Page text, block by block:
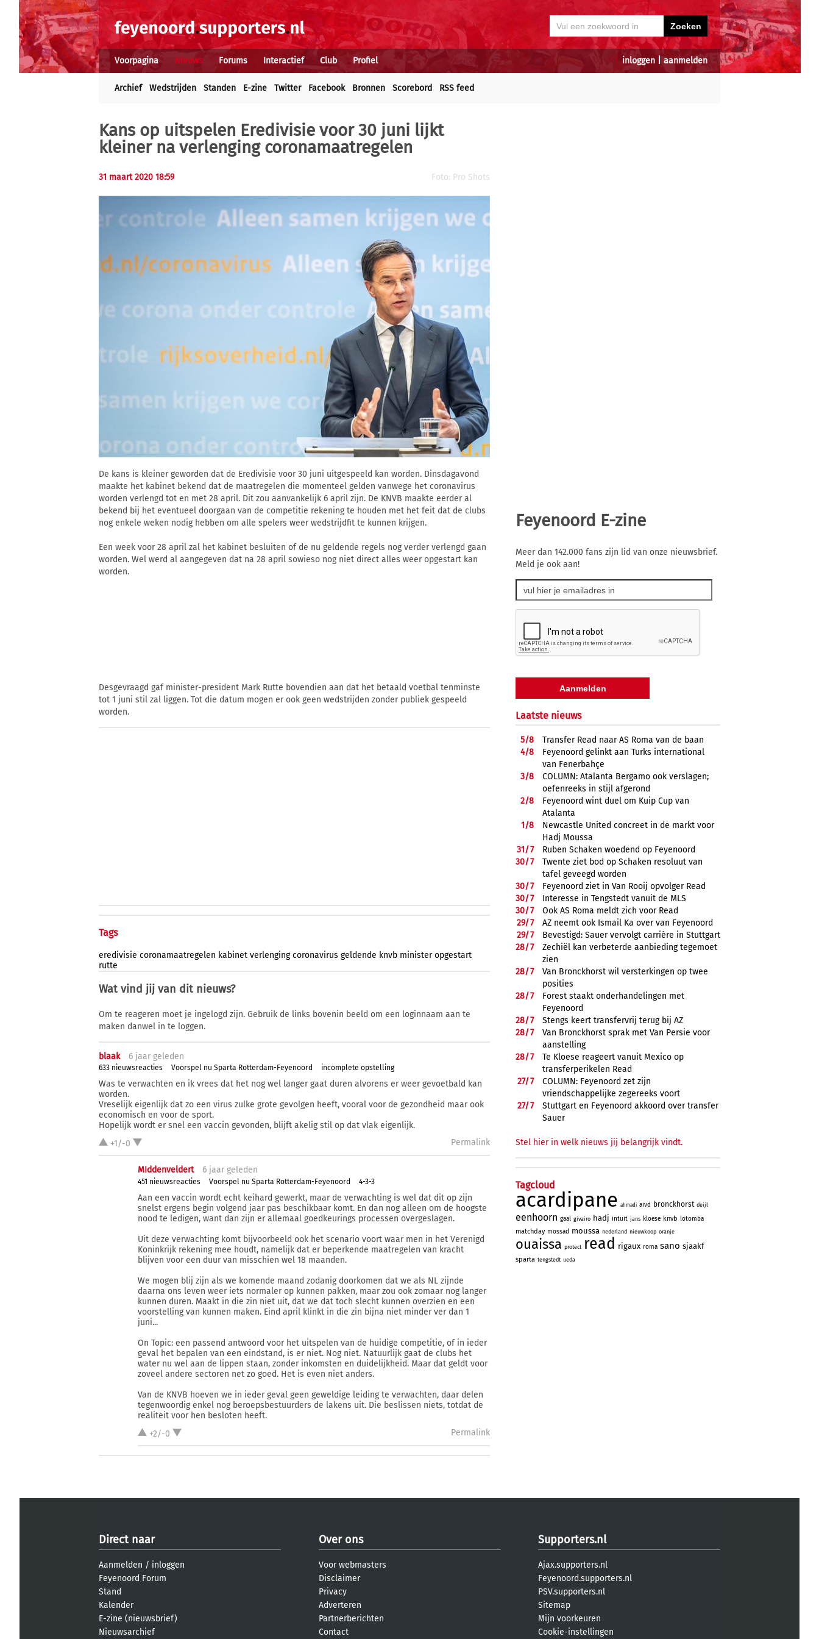
inloggen aanmelden
Voorpagina Nieuws Forums Interactief Club Profiel
Archief Wedstrijden Standen E-zine Twitter Facebook Bronnen Scorebord RSS feed
Kans op uitspelen Eredivisie voor 30 juni lijkt
kleiner na verlenging coronamaatregelen
31 maart 2020 18:59 Foto: Pro Shots
De kans is kleiner geworden dat de Eredivisie voor 30 juni uitgespeeld kan worden. Dinsdagavond
maakte het kabinet bekend dat de maatregelen die momenteel gelden vanwege het coronavirus
worden verlengd tot en met 28 april. Dit zou aanvankelijk 6 april zijn. De KNVB maakte eerder al
bekend bij het eventueel doorgaan van de competitie rekening te houden met het feit dat de clubs
nog enkele weken nodig hebben om alle spelers weer wedstrijdfit te kunnen krijgen.
Een week voor 28 april zal het kabinet besluiten of de nu geldende regels nog verder verlengd gaan
worden. Wel werd al aangegeven dat na 28 april sowieso nog niet direct alles weer opgestart kan
worden.
Desgevraagd gaf minister-president Mark Rutte bovendien aan dat het betaald voetbal tenminste
tot 1 juni stil zal liggen. Tot die datum mogen er ook geen wedstrijden zonder publiek gespeeld
worden.
Tags
eredivisie coronamaatregelen kabinet verlenging coronavirus geldende knvb minister opgestart
rutte
Wat vind jij van dit nieuws?
Om te reageren moet je ingelogd zijn. Gebruik de links bovenin beeld om een loginnaam aan te
maken danwel in te loggen.
blaak 6 jaar geleden
633 nieuwsreacties Voorspel nu Sparta Rotterdam-Feyenoord incomplete opstelling
Was te verwachten en ik vrees dat het nog wel langer gaat duren alvorens er weer gevoetbald kan
worden.
Vreselijk eigenlijk dat zo een virus zulke grote gevolgen heeft, vooral voor de gezondheid maar ook
economisch en voor de sport.
Hopelijk wordt er snel een vaccin gevonden, blijft akelig stil op dat vlak eigenlijk.
+1/-0
Permalink
MIddenveldert 6 jaar geleden
451 nieuwsreacties Voorspel nu Sparta Rotterdam-Feyenoord 4-3-3
Aan een vaccin wordt echt keihard gewerkt, maar de verwachting is wel dat dit op zijn
snelst ergens begin volgend jaar pas beschikbaar komt. En dan nog alleen om de hoogste
nood te ledigen, want dan zijn er allemaal goedkeurings processen overgeslagen.
Uit deze verwachting komt bijvoorbeeld ook het scenario voort waar men in het Verenigd
Koninkrijk rekening mee houdt, namelijk dat er beperkende maatregelen van kracht
blijven voor een duur van misschien wel 18 maanden.
We mogen blij zijn als we komende maand zodanig doorkomen dat we als NL zijnde
daarna ons leven weer iets normaler op kunnen pakken, maar zou ook zomaar nog langer
kunnen duren. Maakt in die zin niet uit, dat we dat toch slecht kunnen overzien en een
voorstelling van kunnen maken. Eind april klinkt in die zin bijna niet minder ver dan 1
juni...
On Topic: een passend antwoord voor het uitspelen van de huidige competitie, of in ieder
geval het bepalen van een eindstand, is er niet. Nog niet. Natuurlijk gaat de clubs het
water nu wel aan de lippen staan, zonder inkomsten en duidelijkheid. Maar dat geldt voor
zoveel andere sectoren net zo goed. Het is even niet anders.
Van de KNVB hoeven we in ieder geval geen geweldige leiding te verwachten, daar delen
tegenwoordig enkel nog beroepsbestuurders de lakens uit. Die beslissen niets, totdat de
realiteit voor hen besloten heeft.
+2/-0
Permalink
Feyenoord E-zine
Meer dan 142.000 fans zijn lid van onze nieuwsbrief.
Meld je ook aan!
Laatste nieuws
5/8
Transfer Read naar AS Roma van de baan
4/8
Feyenoord gelinkt aan Turks international
van Fenerbahçe
3/8
COLUMN: Atalanta Bergamo ook verslagen;
oefenreeks in stijl afgerond
2/8
Feyenoord wint duel om Kuip Cup van
Atalanta
1/8
Newcastle United concreet in de markt voor
Hadj Moussa
31/7
Ruben Schaken woedend op Feyenoord
30/7
Twente ziet bod op Schaken resoluut van
tafel geveegd worden
30/7
Feyenoord ziet in Van Rooij opvolger Read
30/7
Interesse in Tengstedt vanuit de MLS
30/7
Ook AS Roma meldt zich voor Read
29/7
AZ neemt ook Ismail Ka over van Feyenoord
29/7
Bevestigd: Sauer vervolgt carrière in Stuttgart
28/7
Zechiël kan verbeterde aanbieding tegemoet
zien
28/7
Van Bronckhorst wil versterkingen op twee
posities
28/7
Forest staakt onderhandelingen met
Feyenoord
28/7
Stengs keert transfervrij terug bij AZ
28/7
Van Bronckhorst sprak met Van Persie voor
aanstelling
28/7
Te Kloese reageert vanuit Mexico op
transferperikelen Read
27/7
COLUMN: Feyenoord zet zijn
vriendschappelijke zegereeks voort
27/7
Stuttgart en Feyenoord akkoord over transfer
Sauer
Stel hier in welk nieuws jij belangrijk vindt.
Tagcloud
acardipane ahmadi aivd bronckhorst deijl
eenhoorn gaal givairo hadj intuit jans kloese knvb lotomba
matchday mossad moussa nederland nieuwkoop oranje
ouaissa protect read rigaux roma sano sjaakf
sparta tengstedt ueda
Direct naar
Aanmelden / inloggen
Feyenoord Forum
Stand
Kalender
E-zine (nieuwsbrief)
Nieuwsarchief
Over ons
Voor webmasters
Disclaimer
Privacy
Adverteren
Partnerberichten
Contact
Supporters.nl
Ajax.supporters.nl
Feyenoord.supporters.nl
PSV.supporters.nl
Sitemap
Mijn voorkeuren
Cookie-instellingen